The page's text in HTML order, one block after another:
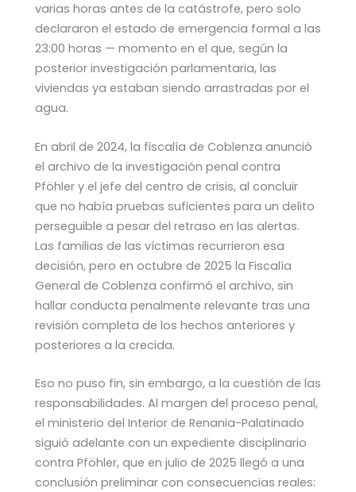
varias horas antes de la catástrofe, pero solo
declararon el estado de emergencia formal a las
23:00 horas — momento en el que, según la
posterior investigación parlamentaria, las
viviendas ya estaban siendo arrastradas por el
agua.
En abril de 2024, la fiscalía de Coblenza anunció
el archivo de la investigación penal contra
Pföhler y el jefe del centro de crisis, al concluir
que no había pruebas suficientes para un delito
perseguible a pesar del retraso en las alertas.
Las familias de las víctimas recurrieron esa
decisión, pero en octubre de 2025 la Fiscalía
General de Coblenza confirmó el archivo, sin
hallar conducta penalmente relevante tras una
revisión completa de los hechos anteriores y
posteriores a la crecida.
Eso no puso fin, sin embargo, a la cuestión de las
responsabilidades. Al margen del proceso penal,
el ministerio del Interior de Renania-Palatinado
siguió adelante con un expediente disciplinario
contra Pföhler, que en julio de 2025 llegó a una
conclusión preliminar con consecuencias reales: